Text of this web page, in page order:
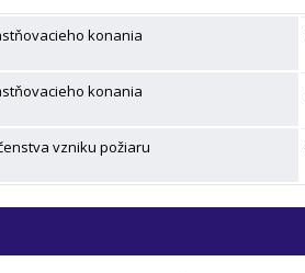
konania
konania
vzniku požiaru